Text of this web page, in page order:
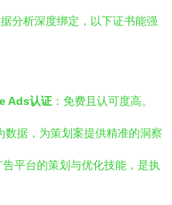
分析深度绑定，以下证书能强
Ads认证 ：免费且认可度高。
据，为策划案提供精准的洞察
平台的策划与优化技能，是执